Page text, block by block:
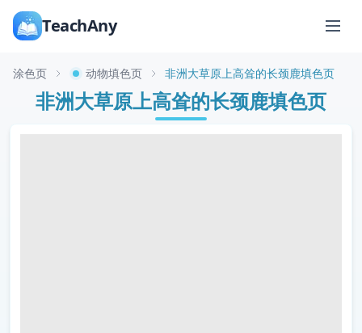
TeachAny
涂色页 动物填色页 非洲大草原上高耸的长颈鹿填色页
非洲大草原上高耸的长颈鹿填色页